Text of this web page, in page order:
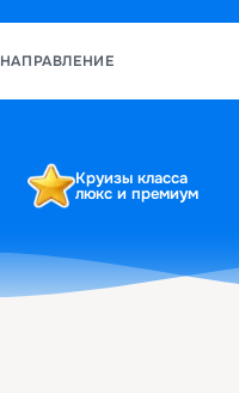
НАПРАВЛЕНИЕ
Круизы класса
люкс и премиум